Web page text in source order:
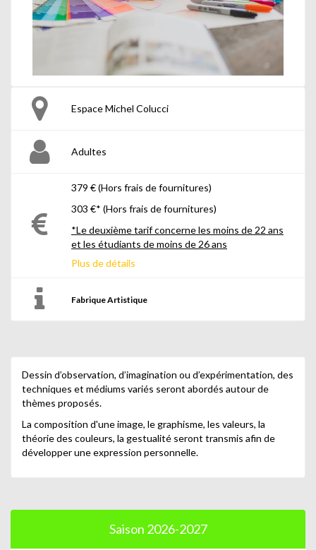
Espace Michel Colucci
Adultes
379 € (Hors frais de fournitures)
303 €* (Hors frais de fournitures)
*Le deuxième tarif concerne les moins de 22 ans
et les étudiants de moins de 26 ans
Plus de détails
Fabrique Artistique
Dessin d’observation, d’imagination ou d’expérimentation, des
techniques et médiums variés seront abordés autour de
thèmes proposés.
La composition d'une image, le graphisme, les valeurs, la
théorie des couleurs, la gestualité seront transmis afin de
développer une expression personnelle.
Saison 2026-2027